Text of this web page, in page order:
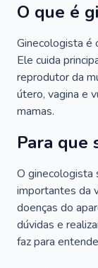
O que é
Ginecologista é
Ele cuida
reprodutor da
útero, vagina e
mamas.
Para que
O ginecologista
importantes da
doenças do
dúvidas e
faz para